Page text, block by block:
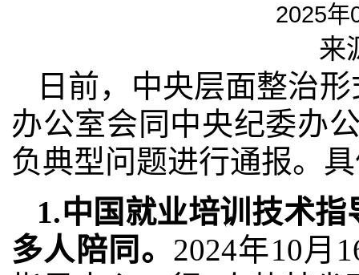
2025
来
日前，中央层面整治
办公室会同中央纪委办
负典型问题进行通报。
1.中国就业培训技术
多人陪同。 2024年10月